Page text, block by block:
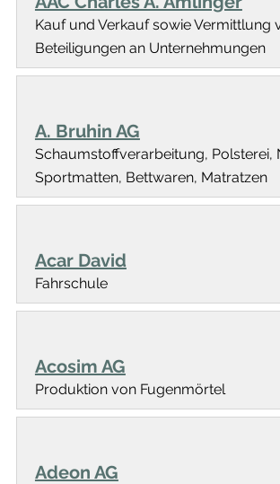
Kauf und Verkauf sowie Vermittlung
Beteiligungen an Unternehmungen
A. Bruhin AG
Schaumstoffverarbeitung, Polsterei,
Sportmatten, Bettwaren, Matratzen
Acar David
Fahrschule
Acosim AG
Produktion von Fugenmörtel
Adeon AG